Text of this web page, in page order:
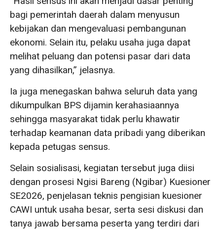
bagi pemerintah daerah dalam menyusun
kebijakan dan mengevaluasi pembangunan
ekonomi. Selain itu, pelaku usaha juga dapat
melihat peluang dan potensi pasar dari data
yang dihasilkan,” jelasnya.
Ia juga menegaskan bahwa seluruh data yang
dikumpulkan BPS dijamin kerahasiaannya
sehingga masyarakat tidak perlu khawatir
terhadap keamanan data pribadi yang diberikan
kepada petugas sensus.
Selain sosialisasi, kegiatan tersebut juga diisi
dengan prosesi Ngisi Bareng (Ngibar) Kuesioner
SE2026, penjelasan teknis pengisian kuesioner
CAWI untuk usaha besar, serta sesi diskusi dan
tanya jawab bersama peserta yang terdiri dari